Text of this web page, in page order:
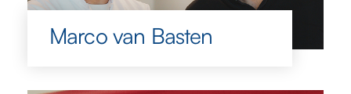
Marco van Basten